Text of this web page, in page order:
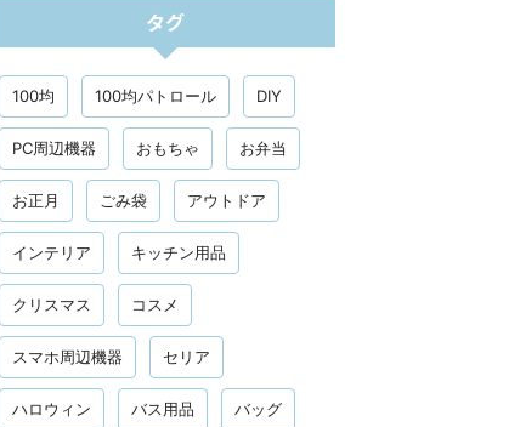
タグ
100均 100均パトロール DIY
PC周辺機器 おもちゃ お弁当
お正月 ごみ袋 アウトドア
インテリア キッチン用品
クリスマス コスメ
スマホ周辺機器 セリア
ハロウィン バス用品 バッグ